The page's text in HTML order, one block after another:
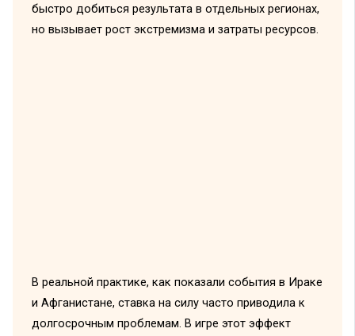
быстро добиться результата в отдельных регионах,
но вызывает рост экстремизма и затраты ресурсов.
В реальной практике, как показали события в Ираке
и Афганистане, ставка на силу часто приводила к
долгосрочным проблемам. В игре этот эффект